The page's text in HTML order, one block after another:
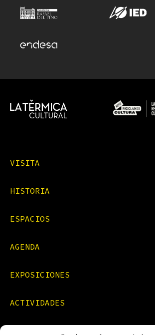
VISITA
HISTORIA
ESPACIOS
AGENDA
EXPOSICIONES
ACTIVIDADES